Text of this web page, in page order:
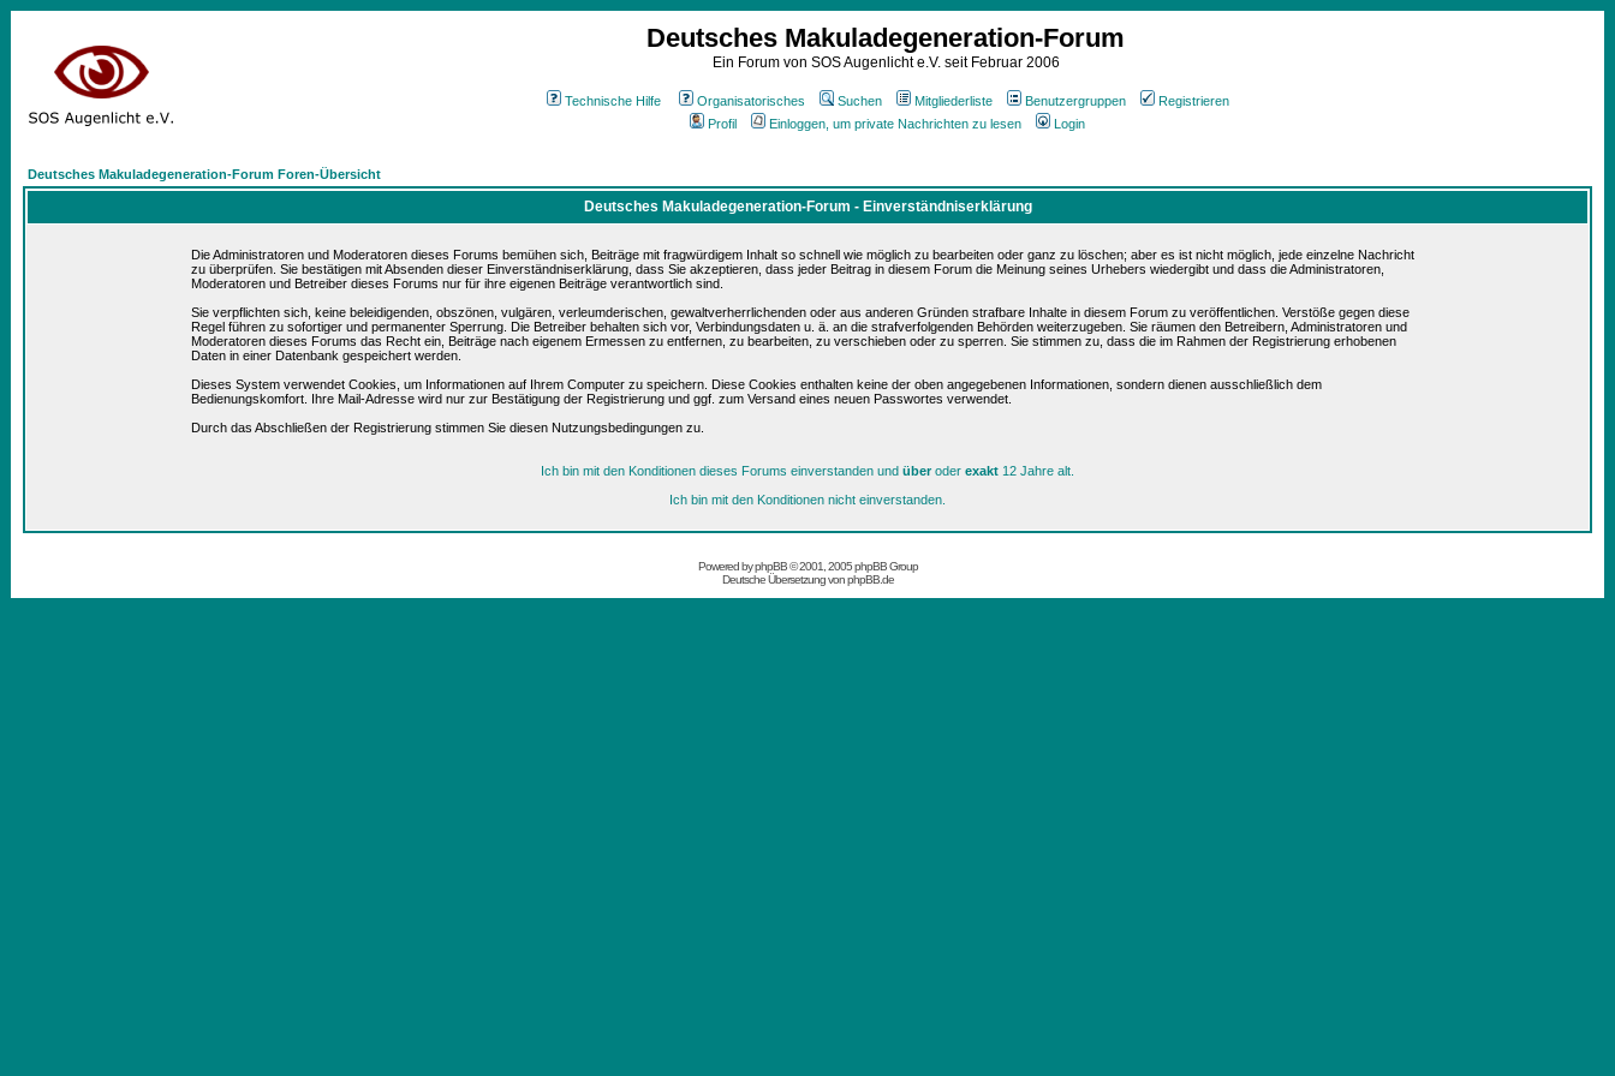
Deutsches Makuladegeneration-Forum
Ein Forum von SOS Augenlicht e.V. seit Februar 2006
Technische Hilfe Organisatorisches Suchen Mitgliederliste Benutzergruppen
Registrieren
Profil
Einloggen, um private Nachrichten zu lesen Login
Deutsches Makuladegeneration-Forum Foren-Übersicht
Deutsches Makuladegeneration-Forum - Einverständniserklärung
Die Administratoren und Moderatoren dieses Forums bemühen sich, Beiträge mit fragwürdigem Inhalt so schnell wie möglich zu bearbeiten oder ganz zu löschen; aber es ist nicht möglich, jede einzelne Nachricht
zu überprüfen. Sie bestätigen mit Absenden dieser Einverständniserklärung, dass Sie akzeptieren, dass jeder Beitrag in diesem Forum die Meinung seines Urhebers wiedergibt und dass die Administratoren,
Moderatoren und Betreiber dieses Forums nur für ihre eigenen Beiträge verantwortlich sind.
Sie verpflichten sich, keine beleidigenden, obszönen, vulgären, verleumderischen, gewaltverherrlichenden oder aus anderen Gründen strafbare Inhalte in diesem Forum zu veröffentlichen. Verstöße gegen diese
Regel führen zu sofortiger und permanenter Sperrung. Die Betreiber behalten sich vor, Verbindungsdaten u. ä. an die strafverfolgenden Behörden weiterzugeben. Sie räumen den Betreibern, Administratoren und
Moderatoren dieses Forums das Recht ein, Beiträge nach eigenem Ermessen zu entfernen, zu bearbeiten, zu verschieben oder zu sperren. Sie stimmen zu, dass die im Rahmen der Registrierung erhobenen
Daten in einer Datenbank gespeichert werden.
Dieses System verwendet Cookies, um Informationen auf Ihrem Computer zu speichern. Diese Cookies enthalten keine der oben angegebenen Informationen, sondern dienen ausschließlich dem
Bedienungskomfort. Ihre Mail-Adresse wird nur zur Bestätigung der Registrierung und ggf. zum Versand eines neuen Passwortes verwendet.
Durch das Abschließen der Registrierung stimmen Sie diesen Nutzungsbedingungen zu.
Ich bin mit den Konditionen dieses Forums einverstanden und überoder exakt 12 Jahre alt.
Ich bin mit den Konditionen nicht einverstanden.
Powered byphpBB© 2001, 2005 phpBB Group
Deutsche Übersetzung vonphpBB.de